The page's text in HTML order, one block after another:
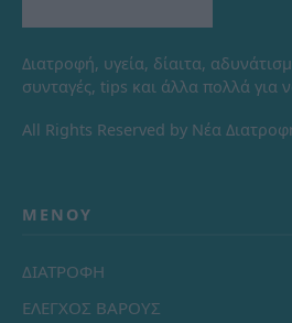
Διατροφή, υγεία, δίαιτα,
συνταγές, tips και άλλα πολλά για
All Rights Reserved by Νέα
ΜΕΝΟΎ
ΔΙΑΤΡΟΦΗ
ΕΛΕΓΧΟΣ ΒΑΡΟΥΣ